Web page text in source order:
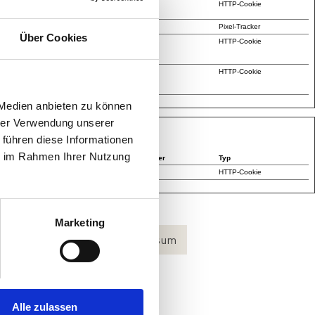
Über Cookies
anbieten zu können
Verwendung unserer
diese Informationen
Rahmen Ihrer Nutzung
Marketing
Alle zulassen
1 Jahr HTTP-Cookie
Pixel-Tracker
Besuche auf
Sitzung HTTP-Cookie
HTTP-Cookie
Maximale Speicherdauer
Typ
HTTP-Cookie
Datenschutz Impressum